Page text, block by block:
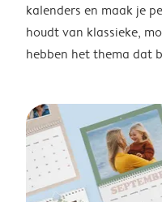
kalenders en maak je
houdt van klassieke,
hebben het thema dat